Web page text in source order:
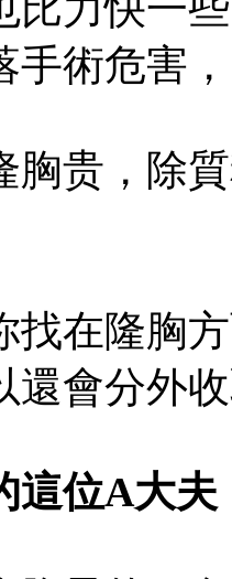
手術危害
胸贵，除
找在隆胸
還會分外
這位A大夫